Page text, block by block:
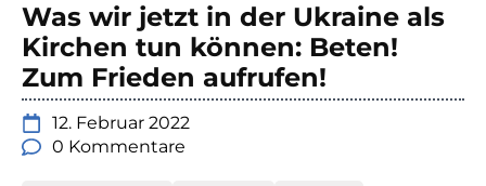
Was wir jetzt in der Ukraine als
Kirchen tun können: Beten!
Zum Frieden aufrufen!
12. Februar 2022
0 Kommentare